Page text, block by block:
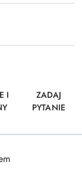
I
ZADAJ
PYTANIE